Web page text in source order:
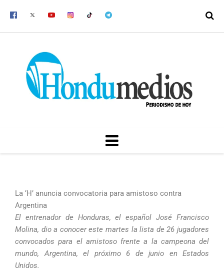
MENU
La ‘H’ anuncia convocatoria para amistoso contra
Argentina
El entrenador de Honduras, el español José Francisco
Molina, dio a conocer este martes la lista de 26 jugadores
convocados para el amistoso frente a la campeona del
mundo, Argentina, el próximo 6 de junio en Estados
Unidos.